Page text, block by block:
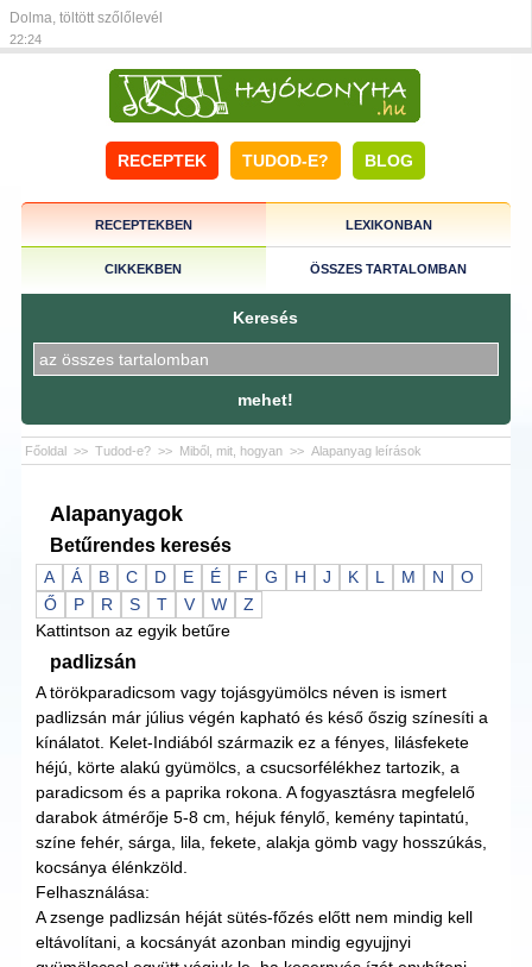
Dolma, töltött szőlőlevél
22:24
RECEPTEK TUDOD-E? BLOG
RECEPTEKBEN LEXIKONBAN
CIKKEKBEN ÖSSZES TARTALOMBAN
Keresés
mehet!
Főoldal >> Tudod-e? >> Miből, mit, hogyan >> Alapanyag leírások
Alapanyagok
Betűrendes keresés
A Á B C D E É F G H J K L M N
O
Ő
P R S T V W
Z
Kattintson az egyik betűre
padlizsán
A törökparadicsom vagy tojásgyümölcs néven is ismert
padlizsán már július végén kapható és késő őszig színesíti a
kínálatot. Kelet-Indiából származik ez a fényes, lilásfekete
héjú, körte alakú gyümölcs, a csucsorfélékhez tartozik, a
paradicsom és a paprika rokona. A fogyasztásra megfelelő
darabok átmérője 5-8 cm, héjuk fénylő, kemény tapintatú,
színe fehér, sárga, lila, fekete, alakja gömb vagy hosszúkás,
kocsánya élénkzöld.
Felhasználása:
A zsenge padlizsán héját sütés-főzés előtt nem mindig kell
eltávolítani, a kocsányát azonban mindig egyujjnyi